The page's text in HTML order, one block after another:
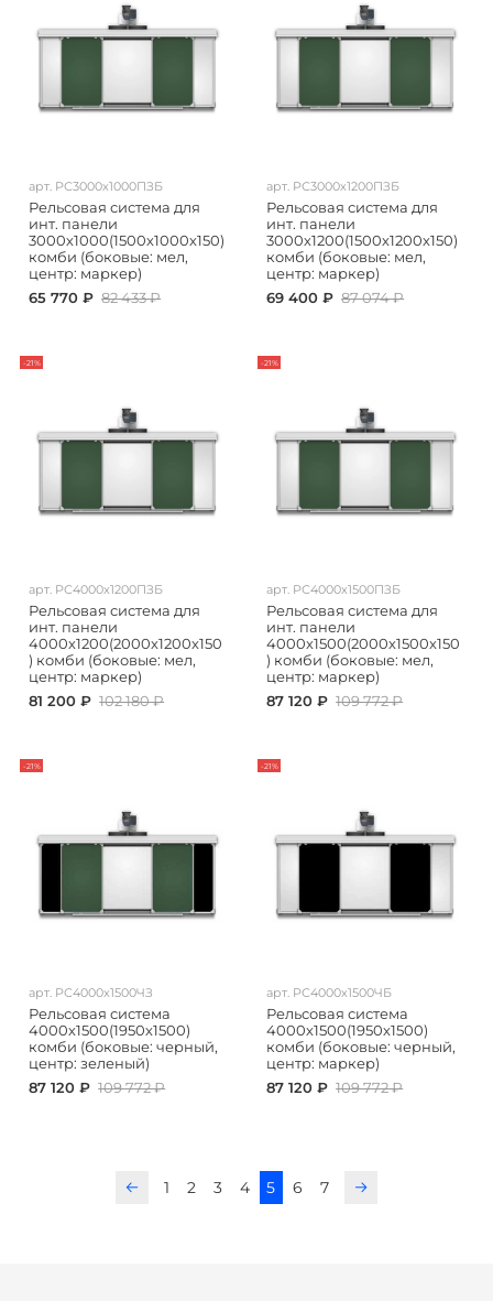
арт. РС3000х1000ПЗБ
Рельсовая система для
инт. панели
3000х1000(1500х1000х150)
комби (боковые: мел,
центр: маркер)
65 770 ₽ 82 433 ₽
арт. РС3000х1200ПЗБ
Рельсовая система для
инт. панели
3000х1200(1500х1200х150)
комби (боковые: мел,
центр: маркер)
69 400 ₽ 87 074 ₽
-21%
арт. РС4000х1200ПЗБ
Рельсовая система для
инт. панели
4000х1200(2000х1200х150
) комби (боковые: мел,
центр: маркер)
81 200 ₽ 102 180 ₽
-21%
арт. РС4000х1500ПЗБ
Рельсовая система для
инт. панели
4000х1500(2000х1500х150
) комби (боковые: мел,
центр: маркер)
87 120 ₽ 109 772 ₽
-21%
арт. РС4000х1500ЧЗ
Рельсовая система
4000х1500(1950х1500)
комби (боковые: черный,
центр: зеленый)
87 120 ₽ 109 772 ₽
-21%
арт. РС4000х1500ЧБ
Рельсовая система
4000х1500(1950х1500)
комби (боковые: черный,
центр: маркер)
87 120 ₽ 109 772 ₽
1 2 3 4 5 6 7